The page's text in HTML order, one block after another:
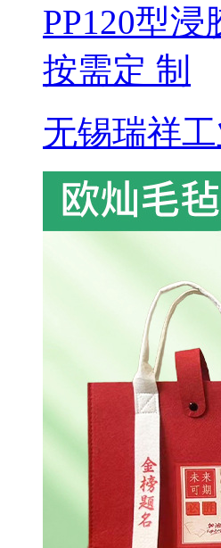
PP120型
按需定 制
无锡瑞祥